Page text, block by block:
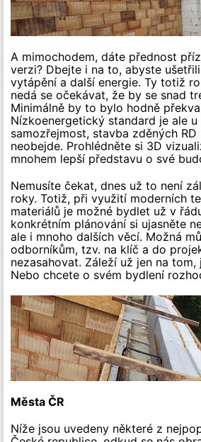
A mimochodem, dáte přednost
verzi? Dbejte i na to, abyste
vytápění a další energie. Ty totiž
nedá se očekávat, že by se snad
Minimálně by to bylo hodně
Nízkoenergetický standard je ale
samozřejmost, stavba zděných RD
neobejde. Prohlédněte si 3D
mnohem lepší představu o své
Nemusíte čekat, dnes už to není
roky. Totiž, při využití moderních
materiálů je možné bydlet už v
konkrétním plánování si ujasněte
ale i mnoho dalších věcí. Možná
odborníkům, tzv. na klíč a do
nezasahovat. Záleží už jen na
Nebo chcete o svém bydlení
Města ČR
Níže jsou uvedeny některé z